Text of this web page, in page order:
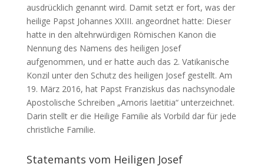
ausdrücklich genannt wird. Damit setzt er fort, was der
heilige Papst Johannes XXIII. angeordnet hatte: Dieser
hatte in den altehrwürdigen Römischen Kanon die
Nennung des Namens des heiligen Josef
aufgenommen, und er hatte auch das 2. Vatikanische
Konzil unter den Schutz des heiligen Josef gestellt. Am
19. März 2016, hat Papst Franziskus das nachsynodale
Apostolische Schreiben „Amoris laetitia“ unterzeichnet.
Darin stellt er die Heilige Familie als Vorbild dar für jede
christliche Familie.
Statemants vom Heiligen Josef